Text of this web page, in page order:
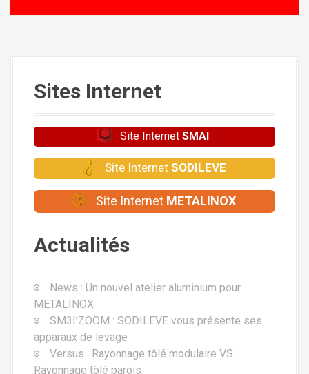
i
Sites Internet
Site InternetSMAI
Site Internet SODILEVE
Site Internet METALINOX
Actualités
News : Un nouvel atelier aluminium pour
METALINOX
SM3I’ZOOM : SODILEVE vous présente ses
apparaux de levage
Versus : Rayonnage tôlé modulaire VS
Rayonnage tôlé parois